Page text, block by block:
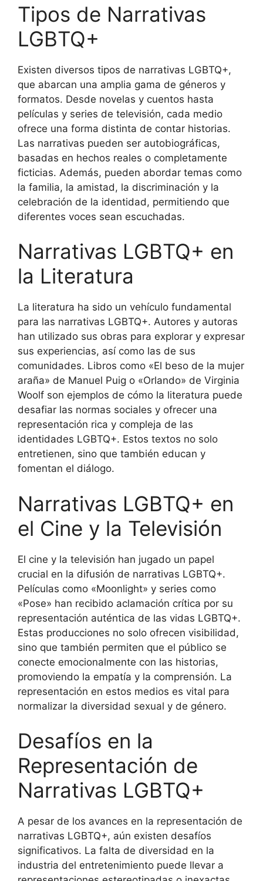
Tipos de Narrativas
LGBTQ+
Existen diversos tipos de narrativas LGBTQ+,
que abarcan una amplia gama de géneros y
formatos. Desde novelas y cuentos hasta
películas y series de televisión, cada medio
ofrece una forma distinta de contar historias.
Las narrativas pueden ser autobiográficas,
basadas en hechos reales o completamente
ficticias. Además, pueden abordar temas como
la familia, la amistad, la discriminación y la
celebración de la identidad, permitiendo que
diferentes voces sean escuchadas.
Narrativas LGBTQ+ en
la Literatura
La literatura ha sido un vehículo fundamental
para las narrativas LGBTQ+. Autores y autoras
han utilizado sus obras para explorar y expresar
sus experiencias, así como las de sus
comunidades. Libros como «El beso de la mujer
araña» de Manuel Puig o «Orlando» de Virginia
Woolf son ejemplos de cómo la literatura puede
desafiar las normas sociales y ofrecer una
representación rica y compleja de las
identidades LGBTQ+. Estos textos no solo
entretienen, sino que también educan y
fomentan el diálogo.
Narrativas LGBTQ+ en
el Cine y la Televisión
El cine y la televisión han jugado un papel
crucial en la difusión de narrativas LGBTQ+.
Películas como «Moonlight» y series como
«Pose» han recibido aclamación crítica por su
representación auténtica de las vidas LGBTQ+.
Estas producciones no solo ofrecen visibilidad,
sino que también permiten que el público se
conecte emocionalmente con las historias,
promoviendo la empatía y la comprensión. La
representación en estos medios es vital para
normalizar la diversidad sexual y de género.
Desafíos en la
Representación de
Narrativas LGBTQ+
A pesar de los avances en la representación de
narrativas LGBTQ+, aún existen desafíos
significativos. La falta de diversidad en la
industria del entretenimiento puede llevar a